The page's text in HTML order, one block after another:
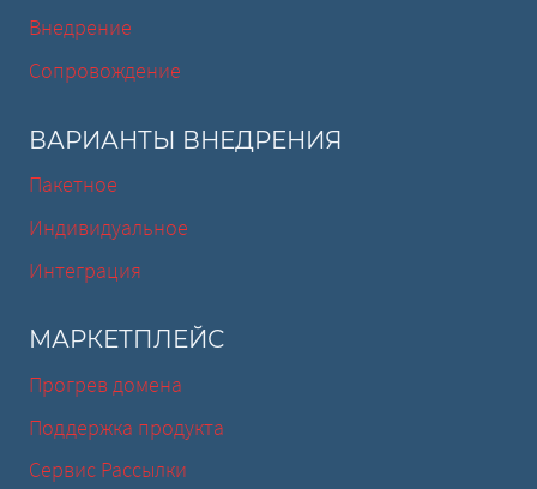
Внедрение
Сопровождение
ВАРИАНТЫ ВНЕДРЕНИЯ
Пакетное
Индивидуальное
Интеграция
МАРКЕТПЛЕЙС
Прогрев домена
Поддержка продукта
Сервис Рассылки